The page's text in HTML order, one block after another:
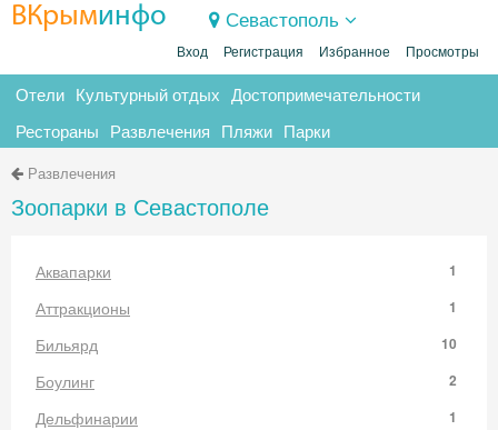
ВКрыминфо Севастополь
Вход Регистрация Избранное Просмотры
Отели Культурный отдых Достопримечательности
Рестораны Развлечения Пляжи Парки
Развлечения
Зоопарки в Севастополе
Аквапарки 1
Аттракционы 1
Бильярд 10
Боулинг 2
Дельфинарии 1